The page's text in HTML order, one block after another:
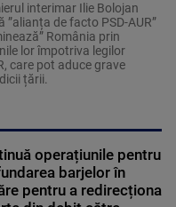
interimar Ilie Bolojan
”alianța de facto PSD-AUR”
România prin
lor împotriva legilor
care pot aduce grave
țării.
operațiunile pentru
barjelor în
pentru a redirecționa